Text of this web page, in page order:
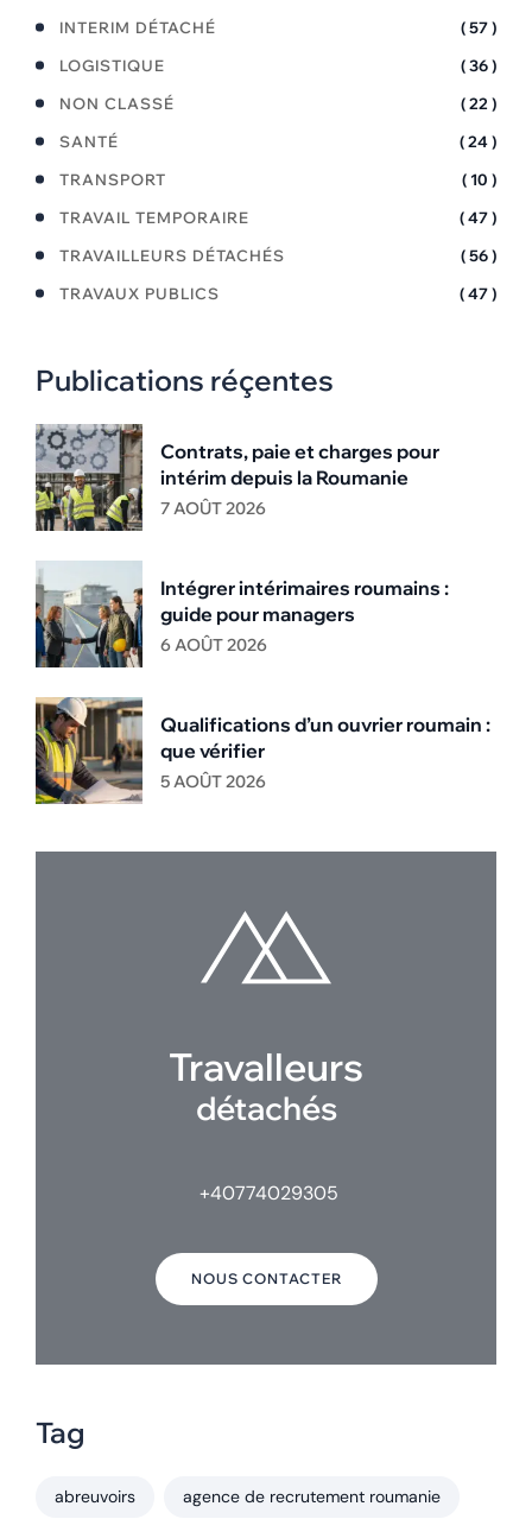
INTERIM DÉTACHÉ
( 57 )
LOGISTIQUE
( 36 )
NON CLASSÉ
( 22 )
SANTÉ
( 24 )
TRANSPORT
( 10 )
TRAVAIL TEMPORAIRE
( 47 )
TRAVAILLEURS DÉTACHÉS
( 56 )
TRAVAUX PUBLICS
( 47 )
Publications réçentes
Contrats, paie et charges pour
intérim depuis la Roumanie
7 AOÛT 2026
Intégrer intérimaires roumains :
guide pour managers
6 AOÛT 2026
Qualifications d’un ouvrier roumain :
que vérifier
5 AOÛT 2026
Travalleurs
détachés
+40774029305
NOUS CONTACTER
Tag
abreuvoirs agence de recrutement roumanie